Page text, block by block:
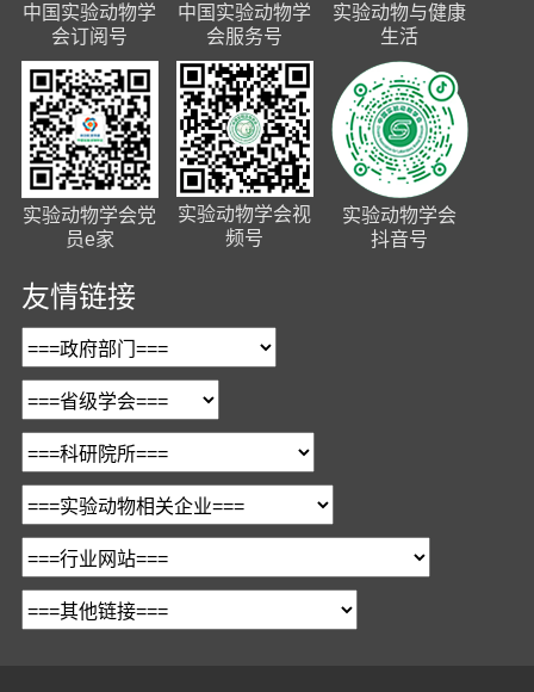
中国实验动物学
会订阅号
中国实验动物学
会服务号
实验动物与健康
生活
实验动物学会党
员e家
实验动物学会视
频号
实验动物学会
抖音号
友情链接